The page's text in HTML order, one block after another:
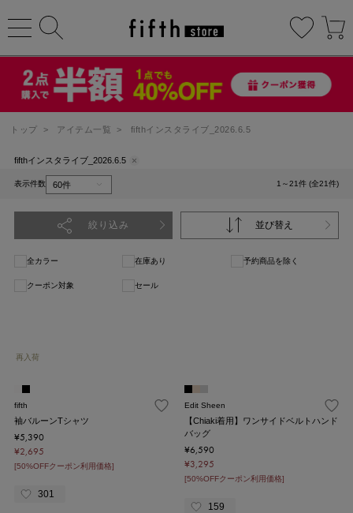
トップ > アイテム一覧 > fifthインスタライブ_2026.6.5
fifthインスタライブ_2026.6.5
表示件数 1～21件 (全21件)
絞り込み 並び替え
全カラー 在庫あり 予約商品を除く
クーポン対象 セール
再入荷
fifth
袖バルーンTシャツ
¥5,390
¥2,695
[50%OFFクーポン利用価格]
301
Edit Sheen
【Chiaki着用】ワンサイドベルトハンド
バッグ
¥6,590
¥3,295
[50%OFFクーポン利用価格]
159